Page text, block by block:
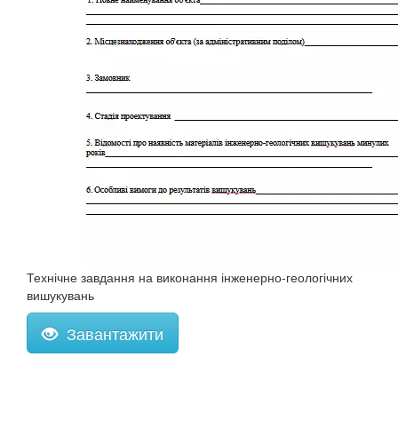
Технічне завдання на виконання інженерно-геологічних
вишукувань
Завантажити